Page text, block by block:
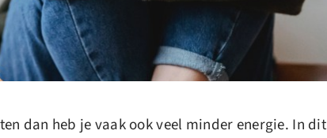
dan heb je vaak ook veel minder energie. In dit